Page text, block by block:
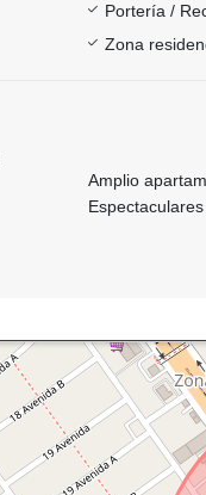
Portería /
Zona
Amplio